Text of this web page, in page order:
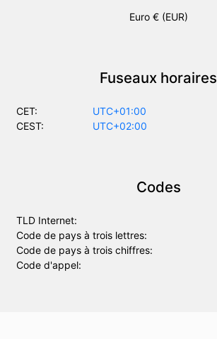
Euro € (EUR)
Fuseaux horaires
CET:
UTC+01:00
CEST:
UTC+02:00
Codes
TLD Internet:
Code de pays à trois lettres:
Code de pays à trois chiffres:
Code d'appel: